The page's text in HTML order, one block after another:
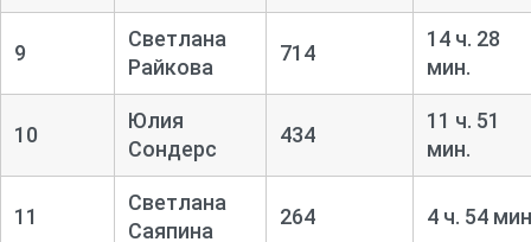
9
Светлана
Райкова
714
14 ч. 28
мин.
10
Юлия
Сондерс
434
11 ч. 51
мин.
11
Светлана
Саяпина
264 4 ч. 54